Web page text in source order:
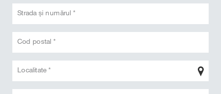
Strada și numărul *
Cod postal *
Localitate *